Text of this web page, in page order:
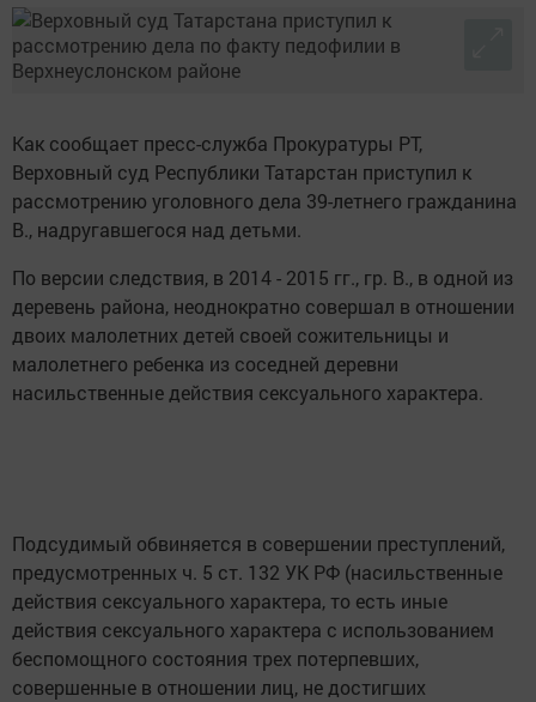
Как сообщает пресс-служба Прокуратуры РТ,
Верховный суд Республики Татарстан приступил к
рассмотрению уголовного дела 39-летнего гражданина
В., надругавшегося над детьми.
По версии следствия, в 2014 - 2015 гг., гр. В., в одной из
деревень района, неоднократно совершал в отношении
двоих малолетних детей своей сожительницы и
малолетнего ребенка из соседней деревни
насильственные действия сексуального характера.
Подсудимый обвиняется в совершении преступлений,
предусмотренных ч. 5 ст. 132 УК РФ (насильственные
действия сексуального характера, то есть иные
действия сексуального характера с использованием
беспомощного состояния трех потерпевших,
совершенные в отношении лиц, не достигших